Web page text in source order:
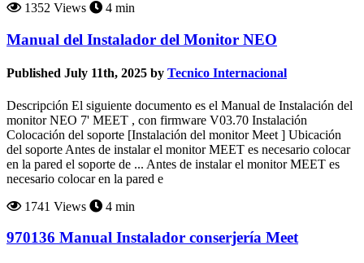
1352 Views
4 min
Manual del Instalador del Monitor NEO
Published July 11th, 2025 by Tecnico Internacional
Descripción El siguiente documento es el Manual de Instalación del
monitor NEO 7' MEET , con firmware V03.70 Instalación
Colocación del soporte [Instalación del monitor Meet ] Ubicación
del soporte Antes de instalar el monitor MEET es necesario colocar
en la pared el soporte de ... Antes de instalar el monitor MEET es
necesario colocar en la pared e
1741 Views
4 min
970136 Manual Instalador conserjería Meet